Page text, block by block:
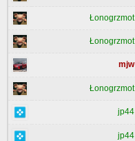
Łonogrzmot
Łonogrzmot
mjw
Łonogrzmot
jp44
jp44